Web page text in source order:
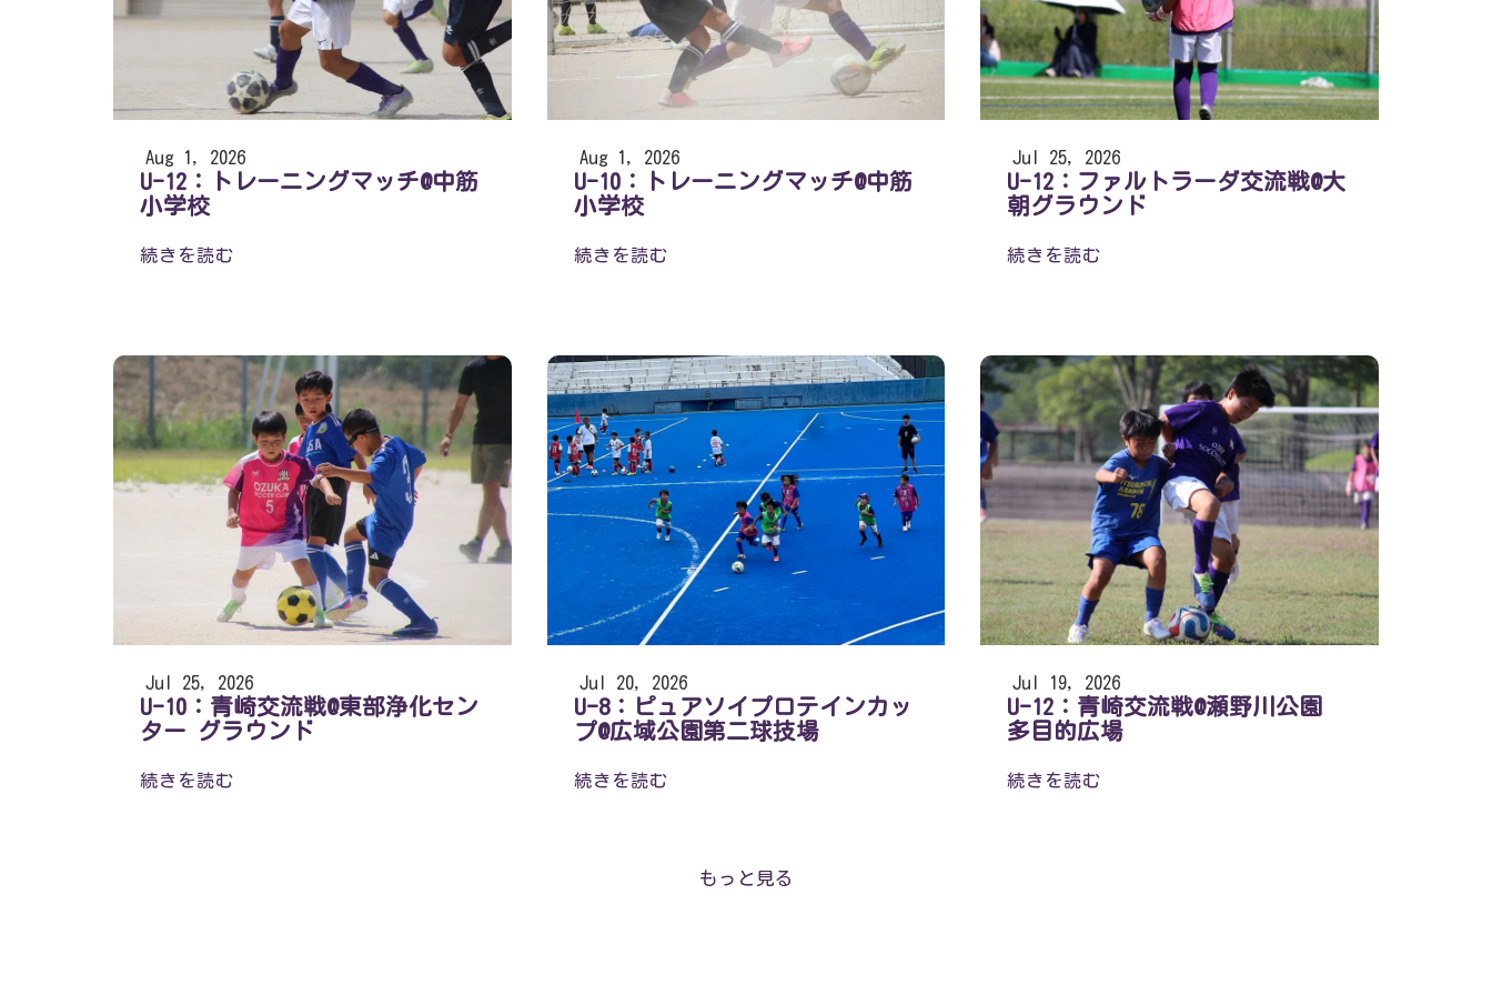
Aug 1, 2026
U-12：トレーニングマッチ@中筋
小学校
続きを読む
Aug 1, 2026
U-10：トレーニングマッチ@中筋
小学校
続きを読む
Jul 25, 2026
U-12：ファルトラーダ交流戦@大
朝グラウンド
続きを読む
Jul 25, 2026
U-10：青崎交流戦@東部浄化セン
ター グラウンド
続きを読む
Jul 20, 2026
U-8：ピュアソイプロテインカッ
プ@広域公園第二球技場
続きを読む
Jul 19, 2026
U-12：青崎交流戦@瀬野川公園
多目的広場
続きを読む
もっと見る